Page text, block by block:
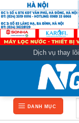
qua
nội
dung
Dịch vụ thay lõi
DANH MỤC